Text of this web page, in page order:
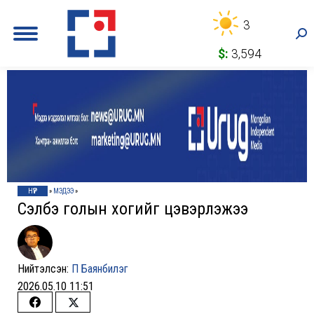
3
$: 3,594
НҮҮР » МЭДЭЭ»
Сэлбэ голын хогийг цэвэрлэжээ
Нийтэлсэн: П Баянбилэг
2026.05.10 11:51